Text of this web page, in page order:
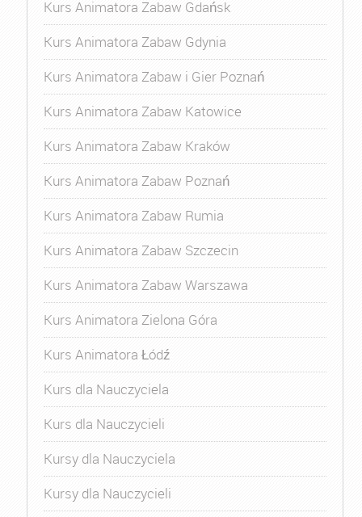
Kurs Animatora Zabaw Gdańsk
Kurs Animatora Zabaw Gdynia
Kurs Animatora Zabaw i Gier Poznań
Kurs Animatora Zabaw Katowice
Kurs Animatora Zabaw Kraków
Kurs Animatora Zabaw Poznań
Kurs Animatora Zabaw Rumia
Kurs Animatora Zabaw Szczecin
Kurs Animatora Zabaw Warszawa
Kurs Animatora Zielona Góra
Kurs Animatora Łódź
Kurs dla Nauczyciela
Kurs dla Nauczycieli
Kursy dla Nauczyciela
Kursy dla Nauczycieli